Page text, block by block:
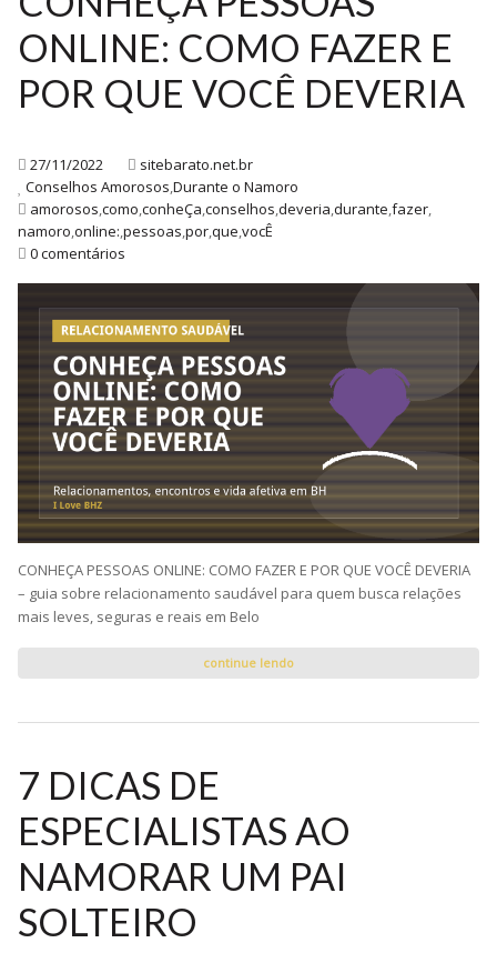
ONLINE: COMO FAZER E
POR QUE VOCÊ DEVERIA
27/11/2022
sitebarato.net.br
Conselhos Amorosos,Durante o Namoro
amorosos,como,conheÇa,conselhos,deveria,durante,fazer,
namoro,online:,pessoas,por,que,vocÊ
0 comentários
CONHEÇA PESSOAS ONLINE: COMO FAZER E POR QUE VOCÊ DEVERIA
– guia sobre relacionamento saudável para quem busca relações
mais leves, seguras e reais em Belo
continue lendo
7 DICAS DE
ESPECIALISTAS AO
NAMORAR UM PAI
SOLTEIRO